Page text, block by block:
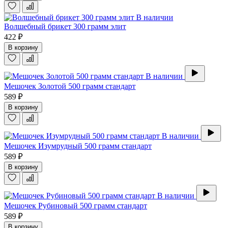
В наличии
Волшебный брикет 300 грамм элит
422 ₽
В корзину
В наличии
Мешочек Золотой 500 грамм стандарт
589 ₽
В корзину
В наличии
Мешочек Изумрудный 500 грамм стандарт
589 ₽
В корзину
В наличии
Мешочек Рубиновый 500 грамм стандарт
589 ₽